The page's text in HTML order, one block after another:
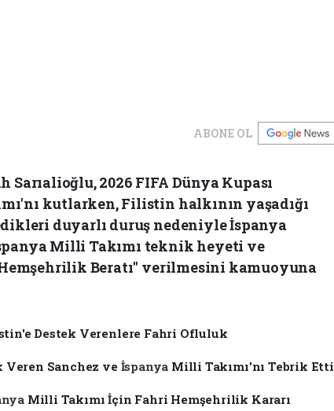
ABONE OL
Sarıalioğlu, 2026 FIFA Dünya Kupası
kutlarken, Filistin halkının yaşadığı
duyarlı duruş nedeniyle İspanya
Milli Takımı teknik heyeti ve
Beratı" verilmesini kamuoyuna
Destek Verenlere Fahri Ofluluk
Veren Sanchez ve İspanya Milli Takımı'nı Tebrik Etti
Milli Takımı İçin Fahri Hemşehrilik Kararı